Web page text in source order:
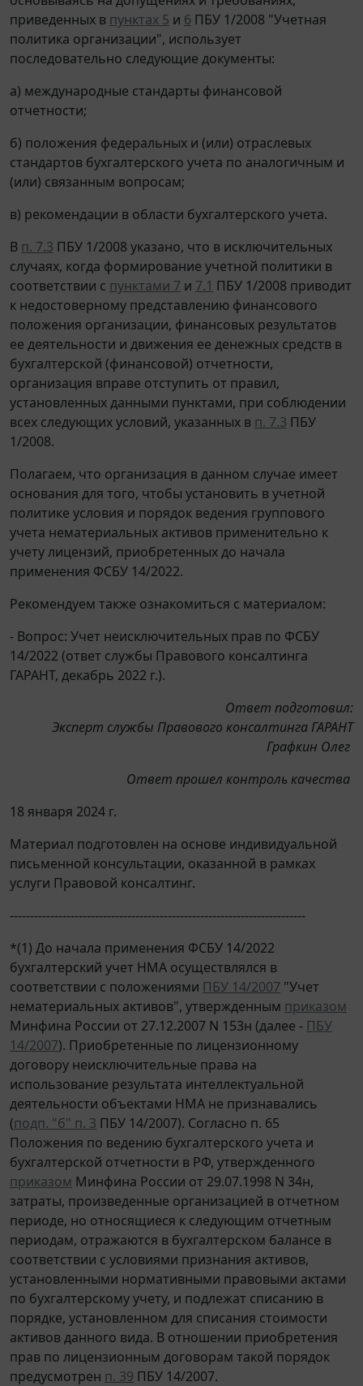
приведенных в пунктах 5 и 6 ПБУ 1/2008 "Учетная
политика организации", использует
последовательно следующие документы:
а) международные стандарты финансовой
отчетности;
б) положения федеральных и (или) отраслевых
стандартов бухгалтерского учета по аналогичным и
(или) связанным вопросам;
в) рекомендации в области бухгалтерского учета.
В п. 7.3 ПБУ 1/2008 указано, что в исключительных
случаях, когда формирование учетной политики в
соответствии с пунктами 7 и 7.1 ПБУ 1/2008 приводит
к недостоверному представлению финансового
положения организации, финансовых результатов
ее деятельности и движения ее денежных средств в
бухгалтерской (финансовой) отчетности,
организация вправе отступить от правил,
установленных данными пунктами, при соблюдении
всех следующих условий, указанных в п. 7.3 ПБУ
1/2008.
Полагаем, что организация в данном случае имеет
основания для того, чтобы установить в учетной
политике условия и порядок ведения группового
учета нематериальных активов применительно к
учету лицензий, приобретенных до начала
применения ФСБУ 14/2022.
Рекомендуем также ознакомиться с материалом:
- Вопрос: Учет неисключительных прав по ФСБУ
14/2022 (ответ службы Правового консалтинга
ГАРАНТ, декабрь 2022 г.).
Ответ подготовил:
Эксперт службы Правового консалтинга ГАРАНТ
Графкин Олег
Ответ прошел контроль качества
18 января 2024 г.
Материал подготовлен на основе индивидуальной
письменной консультации, оказанной в рамках
услуги Правовой консалтинг.
-------------------------------------------------------------------------
*(1) До начала применения ФСБУ 14/2022
бухгалтерский учет НМА осуществлялся в
соответствии с положениями ПБУ 14/2007 "Учет
нематериальных активов", утвержденным приказом
Минфина России от 27.12.2007 N 153н (далее - ПБУ
14/2007). Приобретенные по лицензионному
договору неисключительные права на
использование результата интеллектуальной
деятельности объектами НМА не признавались
(подп. "б" п. 3 ПБУ 14/2007). Согласно п. 65
Положения по ведению бухгалтерского учета и
бухгалтерской отчетности в РФ, утвержденного
приказом Минфина России от 29.07.1998 N 34н,
затраты, произведенные организацией в отчетном
периоде, но относящиеся к следующим отчетным
периодам, отражаются в бухгалтерском балансе в
соответствии с условиями признания активов,
установленными нормативными правовыми актами
по бухгалтерскому учету, и подлежат списанию в
порядке, установленном для списания стоимости
активов данного вида. В отношении приобретения
прав по лицензионным договорам такой порядок
предусмотрен п. 39 ПБУ 14/2007.